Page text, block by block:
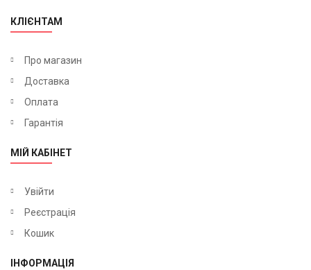
КЛІЄНТАМ
Про магазин
Доставка
Оплата
Гарантія
МІЙ КАБІНЕТ
Увійти
Реєстрація
Кошик
ІНФОРМАЦІЯ